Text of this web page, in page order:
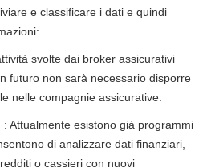
e classificare i dati e quindi
svolte dai broker assicurativi
futuro non sarà necessario disporre
nelle compagnie assicurative.
: Attualmente esistono già programmi
di analizzare dati finanziari,
o cassieri con nuovi